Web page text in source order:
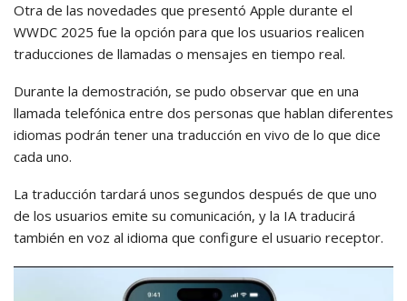
Otra de las novedades que presentó Apple durante el
WWDC 2025 fue la opción para que los usuarios realicen
traducciones de llamadas o mensajes en tiempo real.
Durante la demostración, se pudo observar que en una
llamada telefónica entre dos personas que hablan diferentes
idiomas podrán tener una traducción en vivo de lo que dice
cada uno.
La traducción tardará unos segundos después de que uno
de los usuarios emite su comunicación, y la IA traducirá
también en voz al idioma que configure el usuario receptor.